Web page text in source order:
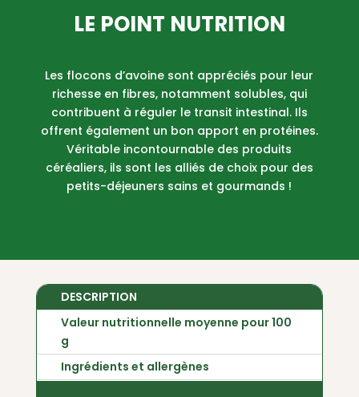
LE POINT NUTRITION
Les flocons d’avoine sont appréciés pour leur
richesse en fibres, notamment solubles, qui
contribuent à réguler le transit intestinal. Ils
offrent également un bon apport en protéines.
Véritable incontournable des produits
céréaliers, ils sont les alliés de choix pour des
petits-déjeuners sains et gourmands !
DESCRIPTION
Valeur nutritionnelle moyenne pour 100
g
Ingrédients et allergènes